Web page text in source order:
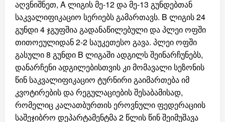
აღვნიშნეთ, A ლიგის მე-12 და მე-13 გუნდებთან
საკვალიფიკაციო სერიებს გამართავს. B ლიგის 24
გუნდი 4 ჯგუფშია გადანაწილებული და პლეი ოფში
თითოეულიდან 2-2 საუკეთესო გავა. პლეი ოფში
გასული 8 გუნდი B ლიგაში ადგილს შეინარჩუნებს,
დანარჩენი ადგილებისთვის კი მომავალი სეზონის
წინ საკვალიფიკაციო ტურნირი გაიმართება იმ
კვოტირების და რეგულაციების შესაბამისად,
რომელიც კალათბურთის ეროვნული ფედერაციის
საშეჯიბრო დეპარტამენტმა 2 წლის წინ შეიმუშავა